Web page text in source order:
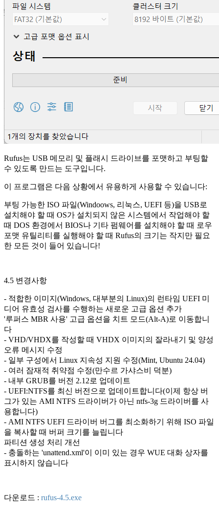
Rufus는 USB 메모리 및 플래시 드라이브를 포맷하고 부팅할
수 있도록 만드는 도구입니다.
이 프로그램은 다음 상황에서 유용하게 사용할 수 있습니다:
부팅 가능한 ISO 파일(Windoows, 리눅스, UEFI 등)을 USB로
설치해야 할 때 OS가 설치되지 않은 시스템에서 작업해야 할
때 DOS 환경에서 BIOS나 기타 펌웨어를 설치해야 할 때 로우
포맷 유틸리티를 실행해야 할 때 Rufus의 크기는 작지만 필요
한 모든 것이 들어 있습니다!
4.5 변경사항
- 적합한 이미지(Windows, 대부분의 Linux)의 런타임 UEFI 미
디어 유효성 검사를 수행하는 새로운 고급 옵션 추가
'루퍼스 MBR 사용' 고급 옵션을 치트 모드(Alt-A)로 이동합니
다
- VHD/VHDX를 작성할 때 VHDX 이미지의 잘라내기 및 양성
오류 메시지 수정
- 일부 구성에서 Linux 지속성 지원 수정(Mint, Ubuntu 24.04)
- 여러 잠재적 취약점 수정(만수르 가샤스비 덕분)
- 내부 GRUB를 버전 2.12로 업데이트
- UEFI:NTFS를 최신 버전으로 업데이트합니다(이제 항상 버
그가 있는 AMI NTFS 드라이버가 아닌 ntfs-3g 드라이버를 사
용합니다)
- AMI NTFS UEFI 드라이버 버그를 최소화하기 위해 ISO 파일
을 복사할 때 버퍼 크기를 늘립니다
파티션 생성 처리 개선
- 충돌하는 'unattend.xml'이 이미 있는 경우 WUE 대화 상자를
표시하지 않습니다
다운로드 : rufus-4.5.exe